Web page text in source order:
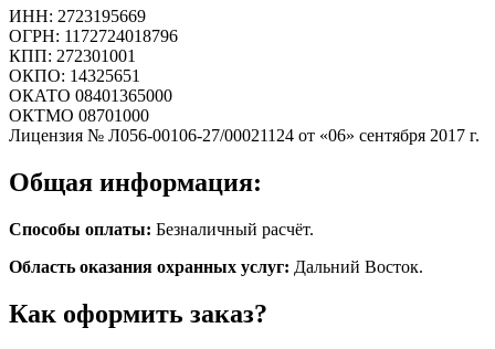
ИНН: 2723195669
ОГРН: 1172724018796
КПП: 272301001
ОКПО: 14325651
ОКАТО 08401365000
ОКТМО 08701000
Лицензия № Л056-00106-27/00021124 от «06» сентября 2017 г.
Общая информация:
Способы оплаты: Безналичный расчёт.
Область оказания охранных услуг: Дальний Восток.
Как оформить заказ?